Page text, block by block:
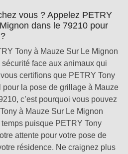
vous ? Appelez PETRY
dans le 79210 pour
Tony à Mauze Sur Le Mignon
face aux animaux qui
certifions que PETRY Tony
la pose de grillage à Mauze
c’est pourquoi vous pouvez
à Mauze Sur Le Mignon
puisque PETRY Tony
attente pour votre pose de
résidence. Ne craignez plus